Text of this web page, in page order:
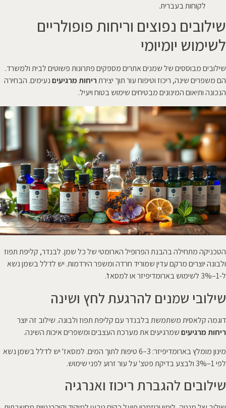
לקוחות בעברית.
שילובים נפוצים וריחות פופולריים
לשימוש יומיומי
שילובים מבוססים של שמנים אתרים מספקים פתרונות פשוטים לבית ולמשרד.
הם משפרים שינה, ריכוז וטיפוח עור תוך יצירתריחות מרגיעיםנעימים. הבחירה
הנכונה ותיאום המינונים מבטיחים שימוש בטוח ויעיל.
הטכניקה מתחילה בהבנת הפרופיל הארומטי של כל שמן. לבנדר, קליפת תפוז
ולבונה יוצרים מרקם עדין שמוריד חרדה ומשפר הירדמות. יש לדלל בשמן נשא
ל-1–3% לשימוש בארומדיפיזר או למסאז'.
שילובי שמנים להרגעת לחץ ושינה
דוגמה קלאסית משתמשת בלבנדר עם קליפת תפוז ולבונה. שילוב זה יוצר
ריחות מרגיעיםשמרגיעים את מערכת העצבים ומשפרים איכות השינה.
מינון מומלץ בארומדיפיזר: 3–6 טיפות לתוך המים. למסאז' יש לדלל בשמן נשא
לפי 1–3% ולבצע בדיקת פטצ' על עור זרוע לפני שימוש.
שילובים להגברת ריכוז ואנרגיה